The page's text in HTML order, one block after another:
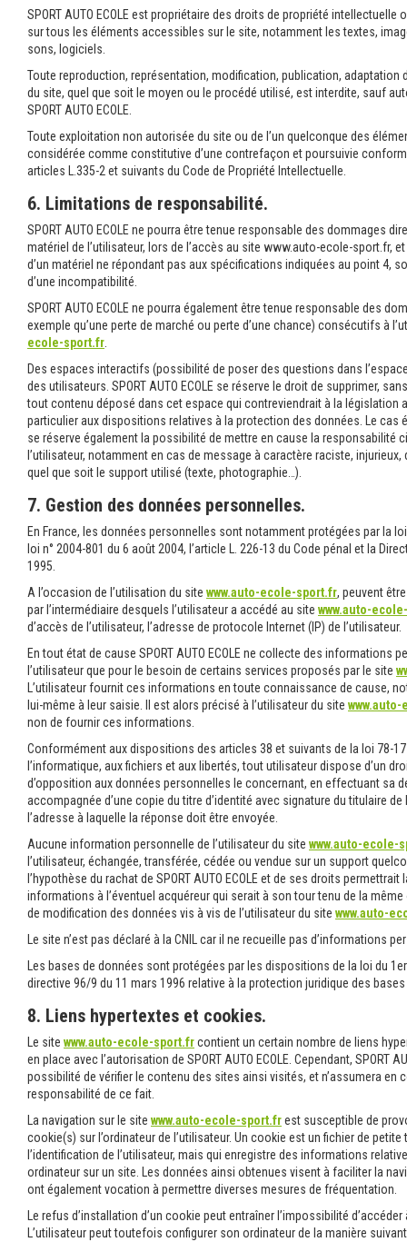
SPORT AUTO ECOLE est propriétaire des droits de propriété intellectuelle
sur tous les éléments accessibles sur le site, notamment les textes,
sons, logiciels.
Toute reproduction, représentation, modification, publication, adaptation
du site, quel que soit le moyen ou le procédé utilisé, est interdite, sauf
SPORT AUTO ECOLE.
Toute exploitation non autorisée du site ou de l’un quelconque des
considérée comme constitutive d’une contrefaçon et poursuivie
articles L.335-2 et suivants du Code de Propriété Intellectuelle.
6. Limitations de responsabilité.
SPORT AUTO ECOLE ne pourra être tenue responsable des dommages
matériel de l’utilisateur, lors de l’accès au site www.auto-ecole-sport.fr,
d’un matériel ne répondant pas aux spécifications indiquées au point 4,
d’une incompatibilité.
SPORT AUTO ECOLE ne pourra également être tenue responsable des
exemple qu’une perte de marché ou perte d’une chance) consécutifs à
ecole-sport.fr
Des espaces interactifs (possibilité de poser des questions dans
des utilisateurs. SPORT AUTO ECOLE se réserve le droit de supprimer,
tout contenu déposé dans cet espace qui contreviendrait à la législation
particulier aux dispositions relatives à la protection des données. Le cas
se réserve également la possibilité de mettre en cause la responsabilité
l’utilisateur, notamment en cas de message à caractère raciste,
quel que soit le support utilisé (texte, photographie…).
7. Gestion des données personnelles.
En France, les données personnelles sont notamment protégées par la
loi n° 2004-801 du 6 août 2004, l’article L. 226-13 du Code pénal et la
1995.
A l’occasion de l’utilisation du site www.auto-ecole-sport.fr, peuvent
par l’intermédiaire desquels l’utilisateur a accédé au site www.auto-
d’accès de l’utilisateur, l’adresse de protocole Internet (IP) de l’utilisateur.
En tout état de cause SPORT AUTO ECOLE ne collecte des informations
l’utilisateur que pour le besoin de certains services proposés par le site
L’utilisateur fournit ces informations en toute connaissance de cause,
lui-même à leur saisie. Il est alors précisé à l’utilisateur du site
non de fournir ces informations.
Conformément aux dispositions des articles 38 et suivants de la loi 78-
l’informatique, aux fichiers et aux libertés, tout utilisateur dispose d’un
d’opposition aux données personnelles le concernant, en effectuant sa
accompagnée d’une copie du titre d’identité avec signature du titulaire
l’adresse à laquelle la réponse doit être envoyée.
Aucune information personnelle de l’utilisateur du site www.auto-ecole-
l’utilisateur, échangée, transférée, cédée ou vendue sur un support
l’hypothèse du rachat de SPORT AUTO ECOLE et de ses droits
informations à l’éventuel acquéreur qui serait à son tour tenu de la
de modification des données vis à vis de l’utilisateur du site www.auto-
Le site n’est pas déclaré à la CNIL car il ne recueille pas d’informations
Les bases de données sont protégées par les dispositions de la loi du
directive 96/9 du 11 mars 1996 relative à la protection juridique des
8. Liens hypertextes et cookies.
Le site www.auto-ecole-sport.frcontient un certain nombre de liens
en place avec l’autorisation de SPORT AUTO ECOLE. Cependant, SPORT
possibilité de vérifier le contenu des sites ainsi visités, et n’assumera en
responsabilité de ce fait.
La navigation sur le site www.auto-ecole-sport.frest susceptible de
cookie(s) sur l’ordinateur de l’utilisateur. Un cookie est un fichier de
l’identification de l’utilisateur, mais qui enregistre des informations
ordinateur sur un site. Les données ainsi obtenues visent à faciliter la
ont également vocation à permettre diverses mesures de fréquentation.
Le refus d’installation d’un cookie peut entraîner l’impossibilité
L’utilisateur peut toutefois configurer son ordinateur de la manière